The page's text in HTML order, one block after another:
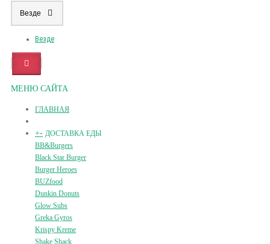
Везде
Везде
МЕНЮ САЙТА
ГЛАВНАЯ
+- ДОСТАВКА ЕДЫ
BB&Burgers
Black Star Burger
Burger Heroes
BUZfood
Dunkin Donuts
Glow Subs
Greka Gyros
Krispy Kreme
Shake Shack